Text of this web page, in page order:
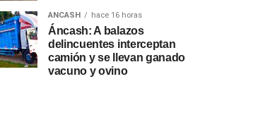
ANCASH hace 16 horas
Áncash: A balazos
delincuentes interceptan
camión y se llevan ganado
vacuno y ovino